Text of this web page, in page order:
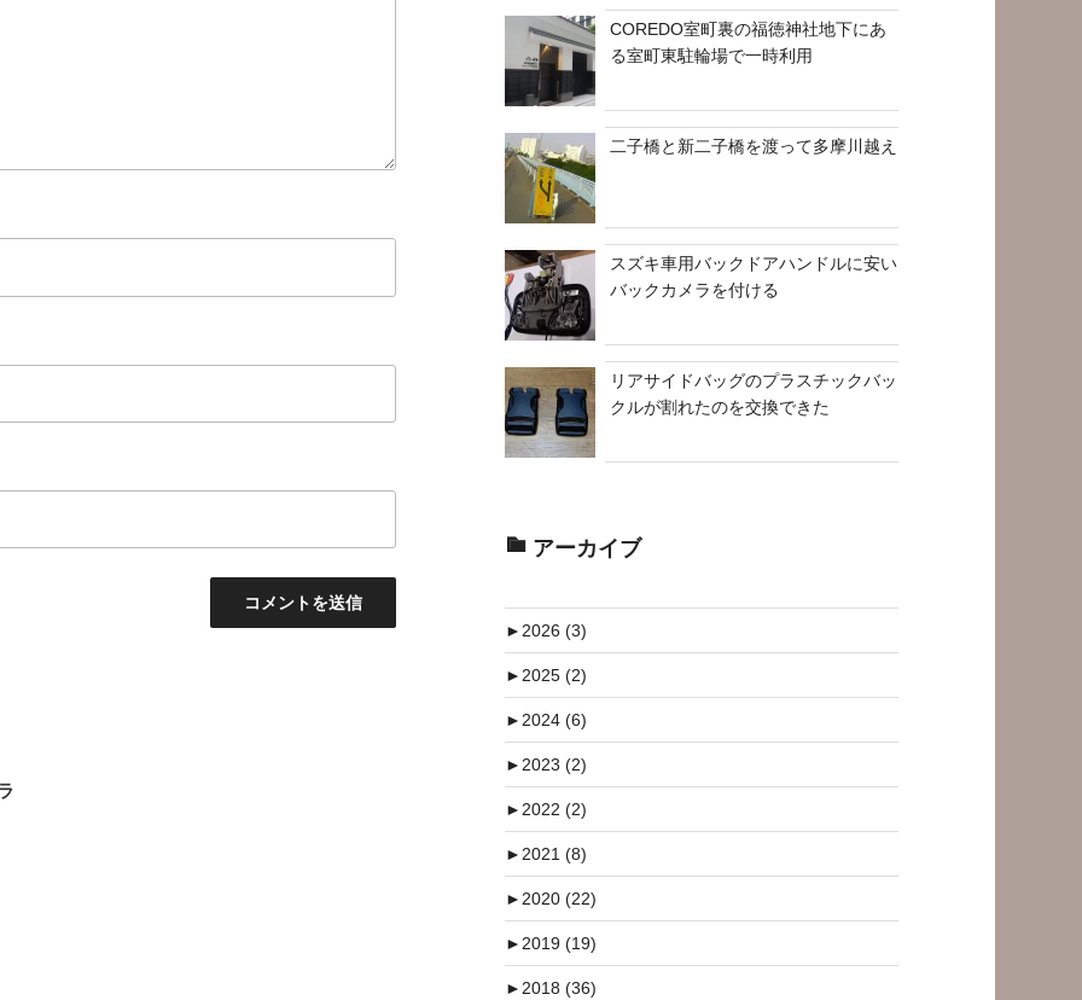
COREDO室町裏の福徳神社地下にあ
る室町東駐輪場で一時利用
二子橋と新二子橋を渡って多摩川越え
スズキ車用バックドアハンドルに安い
バックカメラを付ける
リアサイドバッグのプラスチックバッ
クルが割れたのを交換できた
アーカイブ
►2026 (3)
►2025 (2)
►2024 (6)
►2023 (2)
►2022 (2)
►2021 (8)
►2020 (22)
►2019 (19)
►2018 (36)